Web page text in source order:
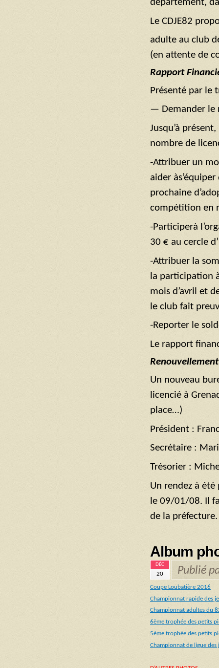
département,
Le CDJE82
adulte au club
(en attente de
Rapport
Présenté par le
— Demander le
Jusqu’à
nombre de
-Attribuer un
aider
prochaine
compétition en
-Participerà
30 € au cercle
-Attribuer la
la participation
mois d’avril et
le club fait
-Reporter le
Le rapport
Un nouveau
licencié à
place…)
Président :
Secrétaire :
Trésorier :
Un rendez à
le 09/01/08. Il
de la préfecture.
Album
DÉC
20 Publié
Coupe Loubatière 2016
Championnat rapide des
Championnat adultes du
6ème trophée des petits
5ème trophée des petits
Championnat de ligue des